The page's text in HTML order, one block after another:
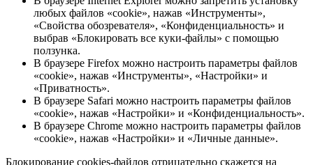
любых файлов «cookie», нажав «Инструменты»,
«Свойства обозревателя», «Конфиденциальность» и
выбрав «Блокировать все куки-файлы» с помощью
ползунка.
В браузере Firefox можно настроить параметры файлов
«cookie», нажав «Инструменты», «Настройки» и
«Приватность».
В браузере Safari можно настроить параметры файлов
«cookie», нажав «Настройки» и «Конфиденциальность».
В браузере Chrome можно настроить параметры файлов
«cookie», нажав «Настройки» и «Личные данные».
Блокирование cookies-файлов отрицательно скажется на